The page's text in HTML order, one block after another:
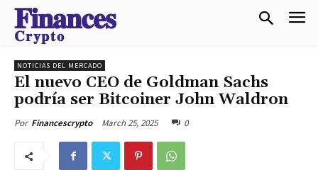
𝐅𝐢𝐧𝐚𝐧𝐜𝐞𝐬
𝐂𝐫𝐲𝐩𝐭𝐨
NOTICIAS DEL MERCADO
El nuevo CEO de Goldman Sachs
podría ser Bitcoiner John Waldron
Por Financescrypto March 25, 2025 0